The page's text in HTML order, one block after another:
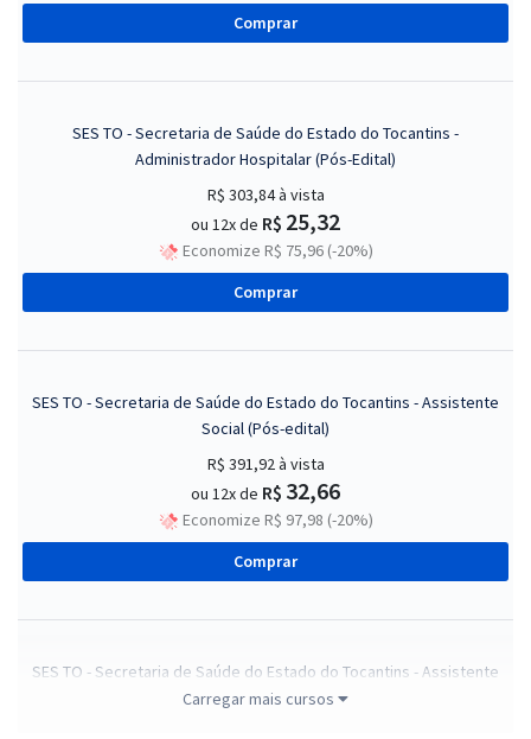
Comprar
SES TO - Secretaria de Saúde do Estado do Tocantins -
Administrador Hospitalar (Pós-Edital)
R$ 303,84à vista
ou 12x de R$ 25,32
Economize R$ 75,96 (-20%)
Comprar
SES TO - Secretaria de Saúde do Estado do Tocantins - Assistente
Social (Pós-edital)
R$ 391,92 à vista
ou 12x de R$ 32,66
Economize R$ 97,98 (-20%)
Comprar
SES TO - Secretaria de Saúde do Estado do Tocantins - Assistente
de Serviços de Saúde (Módulo Especial) (Pós-Edital)
Carregar mais cursos